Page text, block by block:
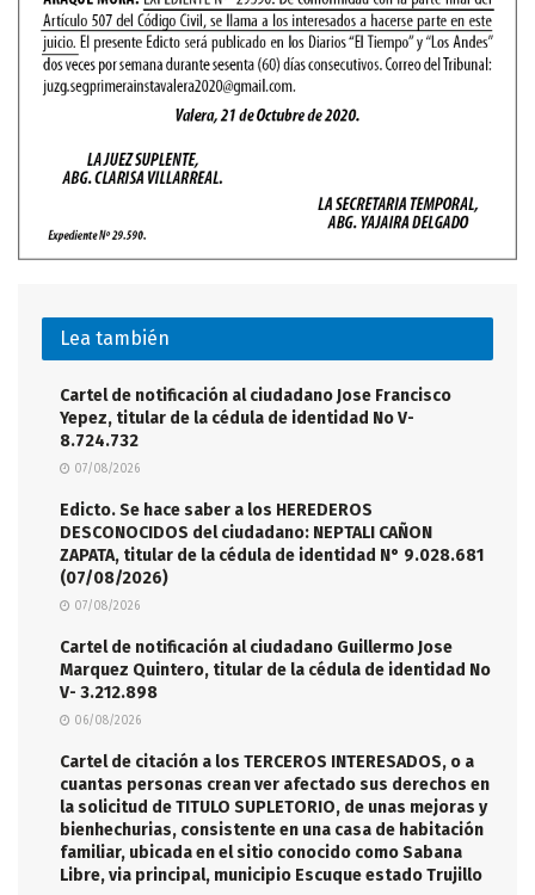
Lea también
Cartel de notificación al ciudadano Jose Francisco
Yepez, titular de la cédula de identidad No V-
8.724.732
07/08/2026
Edicto. Se hace saber a los HEREDEROS
DESCONOCIDOS del ciudadano: NEPTALI CAÑON
ZAPATA, titular de la cédula de identidad N° 9.028.681
(07/08/2026)
07/08/2026
Cartel de notificación al ciudadano Guillermo Jose
Marquez Quintero, titular de la cédula de identidad No
V- 3.212.898
06/08/2026
Cartel de citación a los TERCEROS INTERESADOS, o a
cuantas personas crean ver afectado sus derechos en
la solicitud de TITULO SUPLETORIO, de unas mejoras y
bienhechurias, consistente en una casa de habitación
familiar, ubicada en el sitio conocido como Sabana
Libre, via principal, municipio Escuque estado Trujillo